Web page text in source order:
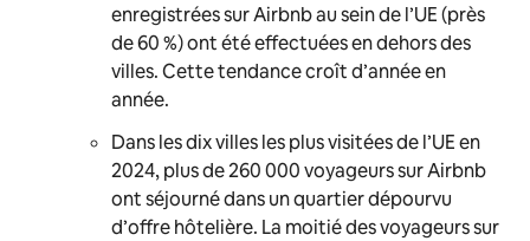
enregistrées sur Airbnb au sein de l’UE (près
de 60 %) ont été effectuées en dehors des
villes. Cette tendance croît d’année en
année.
Dans les dix villes les plus visitées de l’UE en
2024, plus de 260 000 voyageurs sur Airbnb
ont séjourné dans un quartier dépourvu
d’offre hôtelière. La moitié des voyageurs sur